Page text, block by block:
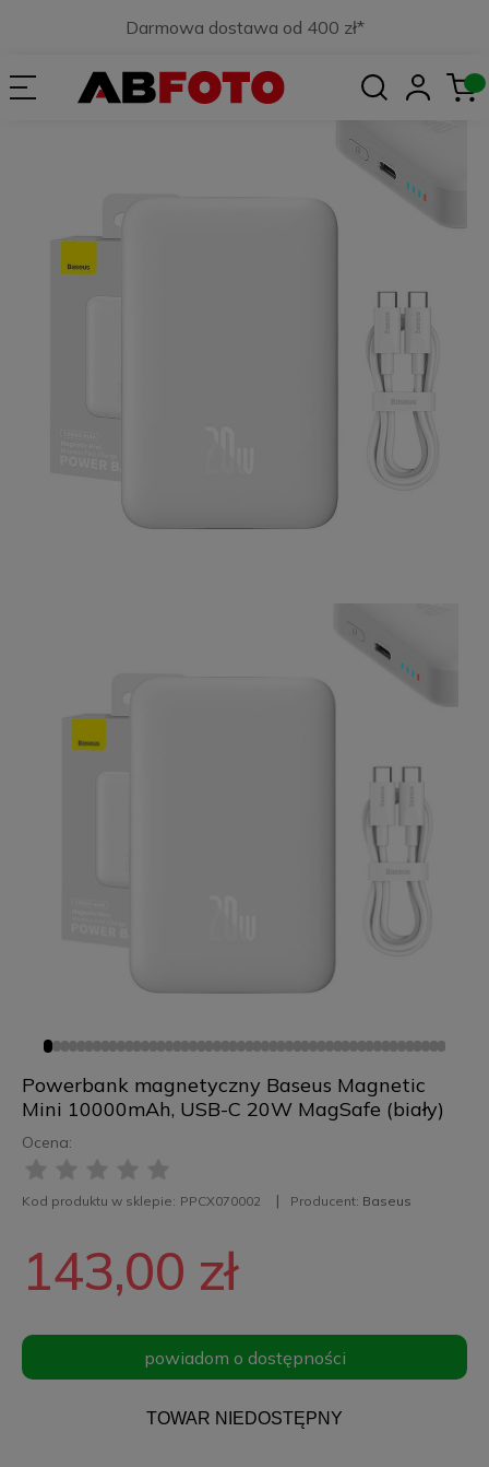
Darmowa dostawa od 400 zł*
Powerbank magnetyczny Baseus Magnetic
Mini 10000mAh, USB-C 20W MagSafe (biały)
Ocena:
Kod produktu w sklepie: PPCX070002 Producent: Baseus
143,00 zł
powiadom o dostępności
TOWAR NIEDOSTĘPNY